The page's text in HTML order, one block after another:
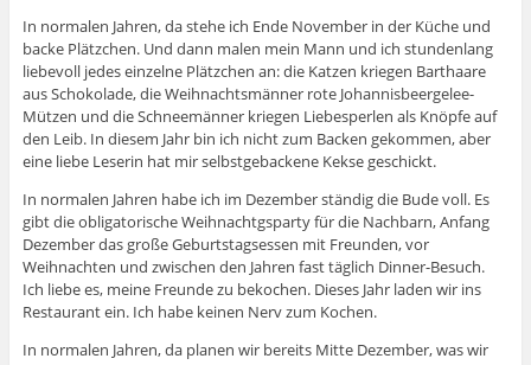
In normalen Jahren, da stehe ich Ende November in der Küche und
backe Plätzchen. Und dann malen mein Mann und ich stundenlang
liebevoll jedes einzelne Plätzchen an: die Katzen kriegen Barthaare
aus Schokolade, die Weihnachtsmänner rote Johannisbeergelee-
Mützen und die Schneemänner kriegen Liebesperlen als Knöpfe auf
den Leib. In diesem Jahr bin ich nicht zum Backen gekommen, aber
eine liebe Leserin hat mir selbstgebackene Kekse geschickt.
In normalen Jahren habe ich im Dezember ständig die Bude voll. Es
gibt die obligatorische Weihnachtgsparty für die Nachbarn, Anfang
Dezember das große Geburtstagsessen mit Freunden, vor
Weihnachten und zwischen den Jahren fast täglich Dinner-Besuch.
Ich liebe es, meine Freunde zu bekochen. Dieses Jahr laden wir ins
Restaurant ein. Ich habe keinen Nerv zum Kochen.
In normalen Jahren, da planen wir bereits Mitte Dezember, was wir